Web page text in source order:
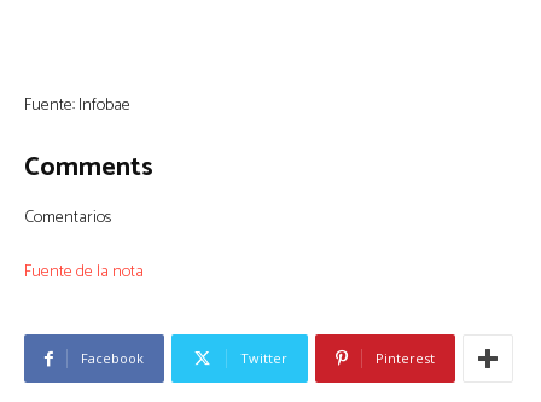
Fuente: Infobae
Comments
Comentarios
Fuente de la nota
Facebook Twitter Pinterest